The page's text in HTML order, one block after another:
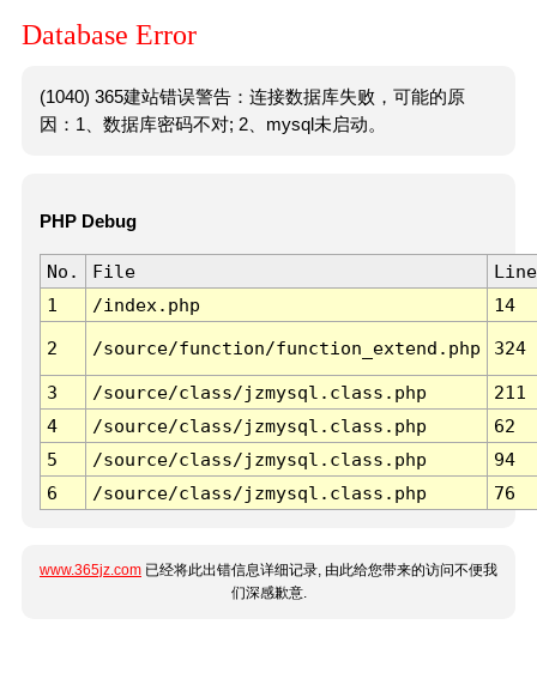
Database Error
(1040) 365建站错误警告：连接数据库失败，可能的原
因：1、数据库密码不对; 2、mysql未启动。
PHP Debug
No. File
Line
1
/index.php 14
2 /source/function/function_extend.php 324
3 /source/class/jzmysql.class.php
211
4
/source/class/jzmysql.class.php
62
5
/source/class/jzmysql.class.php
94
6
/source/class/jzmysql.class.php 76
www.365jz.com 已经将此出错信息详细记录, 由此给您带来的访问不便我
们深感歉意.